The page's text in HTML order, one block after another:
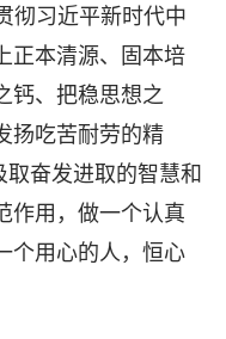
彻习近平新时代中
正本清源、固本培
钙、把稳思想之
扬吃苦耐劳的精
取奋发进取的智慧和
作用，做一个认真
个用心的人，恒心